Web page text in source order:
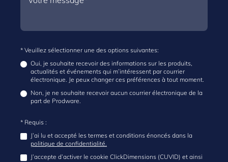
* Veuillez sélectionner une des options suivantes:
Oui, je souhaite recevoir des informations sur les produits,
actualités et événements qui m’intéressent par courrier
électronique. Je peux changer ces préférences à tout moment.
Non, je ne souhaite recevoir aucun courrier électronique de la
part de Prodware.
* Requis :
J’ai lu et accepté les termes et conditions énoncés dans la
politique de confidentialité.
J’accepte d’activer le cookie ClickDimensions (CUVID) et ainsi